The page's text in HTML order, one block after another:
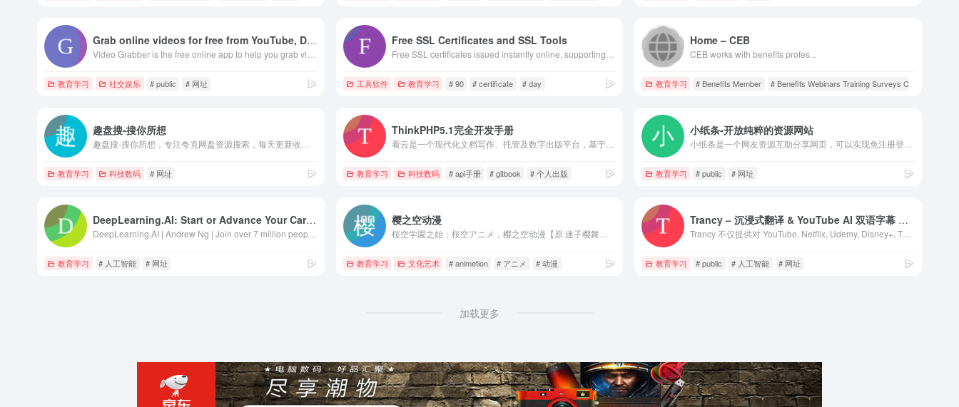
Grab online videos for free from YouTube, Dailymotion, Vimeo etc.Grab online videos for free from YouTube, Dailymotion, Vimeo etc.
教育学习 社交娱乐 # public # 网址
Free SSL Certificates and SSL Tools
工具软件 教育学习 # 90 # certificate # day
Home – CEB
CEB works with benefits profes...
教育学习 # Benefits Member # Benefits Webinars Training Surveys Community
趣盘搜-搜你所想
教育学习 科技数码 # 网址
ThinkPHP5.1完全开发手册
看云是一个现代化文档写作、托管及数字出版平台，基于MarkDown语法和Git版本库管理，让你专注于知识创作，可以用于企业知识库、产品手册、项目文档和个人数字出版。
教育学习 科技数码 # api手册 # gitbook # 个人出版
小纸条-开放纯粹的资源网站
教育学习 # public # 网址
DeepLearning.AI: Start or Advance Your Career in AI
教育学习 # 人工智能 # 网址
樱之空动漫
桜空学園之始：桜空アニメ，樱之空动漫【原 迷子樱舞】愿樱花四季于此欢乐长舞，域名skr.cc是sakura的缩写哟！本站有好看的动漫日剧以及歌曲，是一个不随大流、极具个人色彩、神秘又温馨的二次元圣地！
教育学习 文化艺术 # animetion # アニメ # 动漫
Trancy – 沉浸式翻译 & YouTube AI 双语字幕 & 语言学习助手
教育学习 # public # 人工智能 # 网址
加载更多